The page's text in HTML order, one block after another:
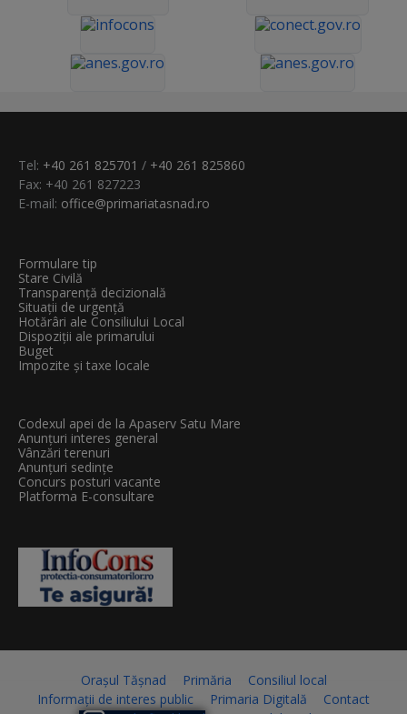
Tel: +40 261 825701 / +40 261 825860
Fax: +40 261 827223
E-mail: office@primariatasnad.ro
Formulare tip
Stare Civilă
Transparenţă decizională
Situații de urgență
Hotărâri ale Consiliului Local
Dispoziții ale primarului
Buget
Impozite și taxe locale
Codexul apei de la Apaserv Satu Mare
Anunțuri interes general
Vânzări terenuri
Anunțuri sedințe
Concurs posturi vacante
Platforma E-consultare
Orașul Tășnad Primăria
Consiliul local
Informații de interes public
Primaria Digitală
Contact